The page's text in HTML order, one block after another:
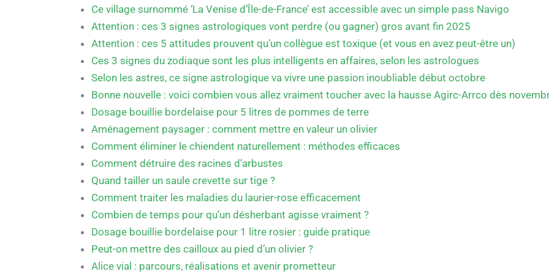
Ce village surnommé ‘La Venise d’Île-de-France’ est accessible avec un simple pass Navigo
Attention : ces 3 signes astrologiques vont perdre (ou gagner) gros avant fin 2025
Attention : ces 5 attitudes prouvent qu’un collègue est toxique (et vous en avez peut-être un)
Ces 3 signes du zodiaque sont les plus intelligents en affaires, selon les astrologues
Selon les astres, ce signe astrologique va vivre une passion inoubliable début octobre
Bonne nouvelle : voici combien vous allez vraiment toucher avec la hausse Agirc-Arrco dès
Dosage bouillie bordelaise pour 5 litres de pommes de terre
Aménagement paysager : comment mettre en valeur un olivier
Comment éliminer le chiendent naturellement : méthodes efficaces
Comment détruire des racines d’arbustes
Quand tailler un saule crevette sur tige ?
Comment traiter les maladies du laurier-rose efficacement
Combien de temps pour qu’un désherbant agisse vraiment ?
Dosage bouillie bordelaise pour 1 litre rosier : guide pratique
Peut-on mettre des cailloux au pied d’un olivier ?
Alice vial : parcours, réalisations et avenir prometteur